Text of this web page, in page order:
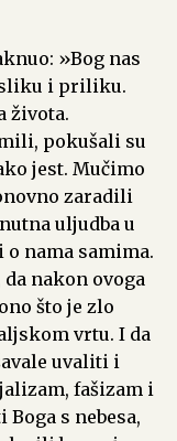
»Bog nas
sliku i priliku.
života.
pokušali su
jest. Mučimo
zaradili
uljudba u
nama samima.
nakon ovoga
što je zlo
vrtu. I da
uvaliti i
fašizam i
s nebesa,